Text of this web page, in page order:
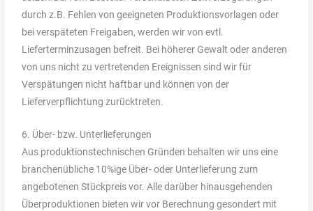
durch z.B. Fehlen von geeigneten Produktionsvorlagen oder
bei verspäteten Freigaben, werden wir von evtl.
Lieferterminzusagen befreit. Bei höherer Gewalt oder anderen
von uns nicht zu vertretenden Ereignissen sind wir für
Verspätungen nicht haftbar und können von der
Lieferverpflichtung zurücktreten.
6. Über- bzw. Unterlieferungen
Aus produktionstechnischen Gründen behalten wir uns eine
branchenübliche 10%ige Über- oder Unterlieferung zum
angebotenen Stückpreis vor. Alle darüber hinausgehenden
Überproduktionen bieten wir vor Berechnung gesondert mit